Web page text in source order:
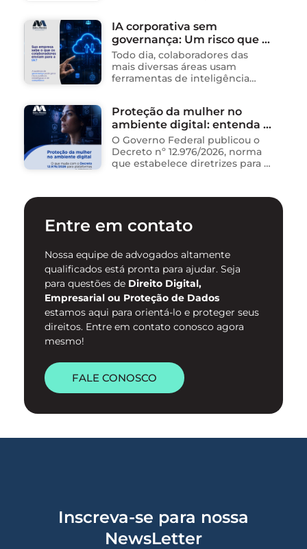
um dos ambientes mais
propícios para …
IA corporativa sem
governança: Um risco que já
está acontecendo
Todo dia, colaboradores das
mais diversas áreas usam
ferramentas de inteligência
dados, redigem e-mails, geram
relatórios. O problema não está
na ferramenta. Está …
Proteção da mulher no
ambiente digital: entenda o
novo Decreto nº 12.976/2026
O Governo Federal publicou o
Decreto nº 12.976/2026, norma
que estabelece diretrizes para a
enfrentamento da violência
digital. …
Entre em contato
Nossa equipe de advogados altamente
qualificados está pronta para ajudar. Seja
para questões de Direito Digital,
Empresarial ou Proteção de Dados
estamos aqui para orientá-lo e proteger seus
direitos. Entre em contato conosco agora
mesmo!
FALE CONOSCO
Inscreva-se para nossa
NewsLetter